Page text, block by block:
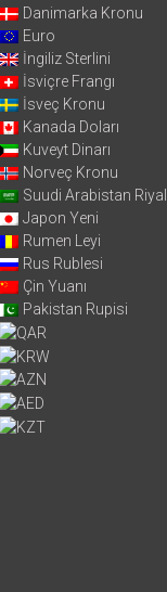
Danimarka Kronu
Euro
İngiliz Sterlini
İsviçre Frangı
İsveç Kronu
Kanada Doları
Kuveyt Dinarı
Norveç Kronu
Suudi Arabistan
Japon Yeni
Rumen Leyi
Rus Rublesi
Çin Yuanı
Pakistan Rupisi